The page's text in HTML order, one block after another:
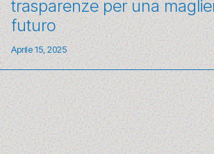
trasparenze per una
futuro
Aprile 15, 2025